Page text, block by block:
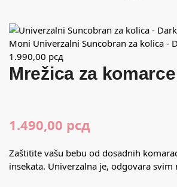
Moni Univerzalni Suncobran za kolica -
1.990,00 рсд
Mrežica za
1.490,00 рсд
Zaštitite vašu bebu od dosadnih
insekata. Univerzalna je, odgovara